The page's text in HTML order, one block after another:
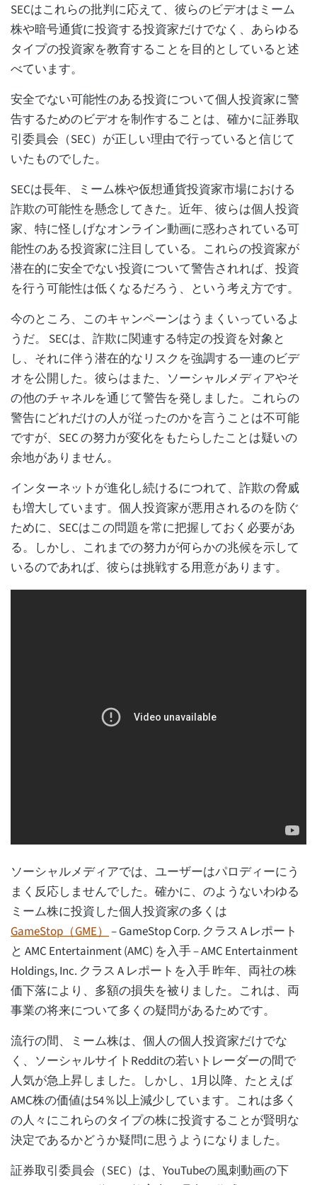
SECはこれらの批判に応えて、彼らのビデオはミーム
株や暗号通貨に投資する投資家だけでなく、あらゆる
タイプの投資家を教育することを目的としていると述
べています。
安全でない可能性のある投資について個人投資家に警
告するためのビデオを制作することは、確かに証券取
引委員会（SEC）が正しい理由で行っていると信じて
いたものでした。
SECは長年、ミーム株や仮想通貨投資家市場における
詐欺の可能性を懸念してきた。近年、彼らは個人投資
家、特に怪しげなオンライン動画に惑わされている可
能性のある投資家に注目している。これらの投資家が
潜在的に安全でない投資について警告されれば、投資
を行う可能性は低くなるだろう、という考え方です。
今のところ、このキャンペーンはうまくいっているよ
うだ。 SECは、詐欺に関連する特定の投資を対象と
し、それに伴う潜在的なリスクを強調する一連のビデ
オを公開した。彼らはまた、ソーシャルメディアやそ
の他のチャネルを通じて警告を発しました。これらの
警告にどれだけの人が従ったのかを言うことは不可能
ですが、SEC の努力が変化をもたらしたことは疑いの
余地がありません。
インターネットが進化し続けるにつれて、詐欺の脅威
も増大しています。個人投資家が悪用されるのを防ぐ
ために、SECはこの問題を常に把握しておく必要があ
る。しかし、これまでの努力が何らかの兆候を示して
いるのであれば、彼らは挑戦する用意があります。
ソーシャルメディアでは、ユーザーはパロディーにう
まく反応しませんでした。確かに、のようないわゆる
ミーム株に投資した個人投資家の多くは
GameStop（GME） – GameStop Corp. クラス A レポート
と AMC Entertainment (AMC) を入手 – AMC Entertainment
Holdings, Inc. クラス A レポートを入手 昨年、両社の株
価下落により、多額の損失を被りました。これは、両
事業の将来について多くの疑問があるためです。
流行の間、ミーム株は、個人の個人投資家だけでな
く、ソーシャルサイトRedditの若いトレーダーの間で
人気が急上昇しました。しかし、1月以降、たとえば
AMC株の価値は54％以上減少しています。これは多く
の人々にこれらのタイプの株に投資することが賢明な
決定であるかどうか疑問に思うようになりました。
証券取引委員会（SEC）は、YouTubeの風刺動画の下